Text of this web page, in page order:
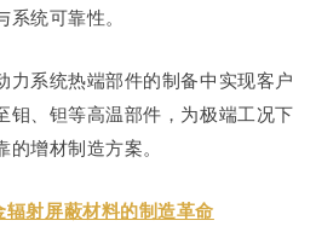
统可靠性。
力系统热端部件的制备中实现客户
钼、钽等高温部件，为极端工况下
增材制造方案。
辐射屏蔽材料的制造革命